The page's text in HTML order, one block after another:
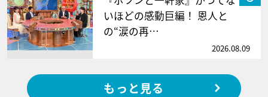
いほどの感動巨編！ 恩人と
の“涙の再…
2026.08.09
もっと見る